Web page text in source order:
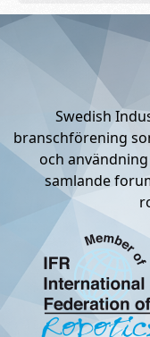
Swedish
branschförening
och
samlande